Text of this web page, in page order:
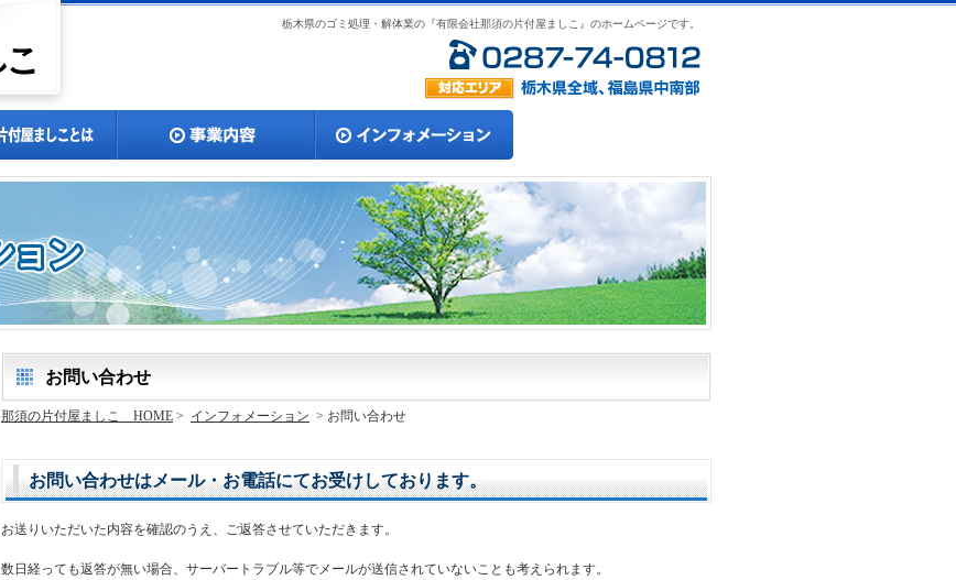
栃木県のゴミ処理・解体業の『有限会社那須の片付屋ましこ』のホームページです。
お問い合わせ
那須の片付屋ましこ HOME > インフォメーション > お問い合わせ
お問い合わせはメール・お電話にてお受けしております。
お送りいただいた内容を確認のうえ、ご返答させていただきます。
数日経っても返答が無い場合、サーバートラブル等でメールが送信されていないことも考えられます。